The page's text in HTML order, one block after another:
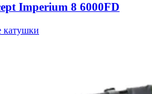
Imperium 8 6000FD
катушки